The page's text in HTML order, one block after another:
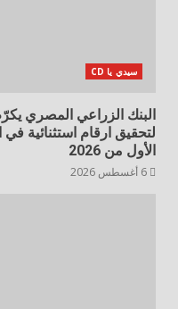
سيدي يا CD
البنك الزراعي المصري
لتحقيق ارقام استثنائية
الأول من 2026